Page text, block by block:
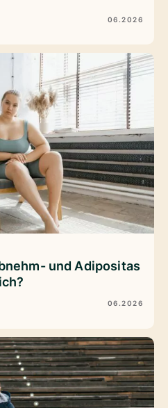
06.2026
und Adipositas
06.2026